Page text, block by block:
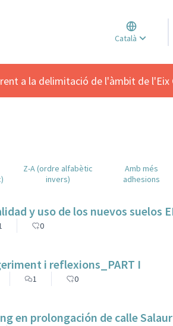
Català
a la delimitació de l'àmbit de l'Eix
Z-A (ordre alfabètic
invers)
Amb més
adhesions
y uso de los nuevos suelos
0
i reflexions_PART I
1 0
en prolongación de calle